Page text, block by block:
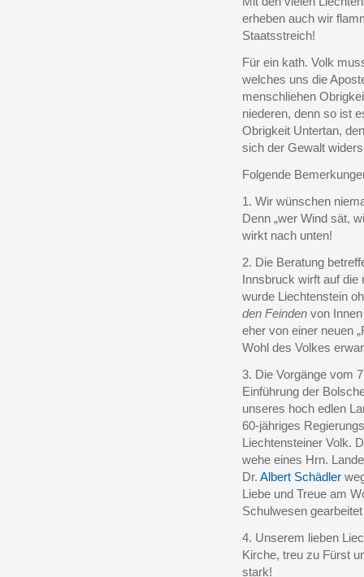
erheben auch wir
Staatsstreich!
Für ein kath. Volk
welches uns die
menschliehen
niederen, denn so ist
Obrigkeit Untertan,
sich der Gewalt
Folgende
1. Wir wünschen
Denn „wer Wind sät,
wirkt nach unten!
2. Die Beratung
Innsbruck wirft auf
wurde Liechtenstein
den Feinden von
eher von einer neuen
Wohl des Volkes
3. Die Vorgänge vom
Einführung der
unseres hoch edlen
60-jähriges
Liechtensteiner Volk.
wehe eines Hrn.
Dr. Albert Schädler
Liebe und Treue am
Schulwesen
4. Unserem lieben
Kirche, treu zu Fürst
stark!